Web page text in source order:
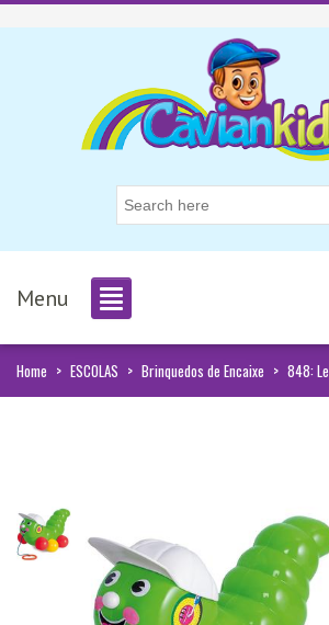
Menu
Home > ESCOLAS > Brinquedos de Encaixe > 848: